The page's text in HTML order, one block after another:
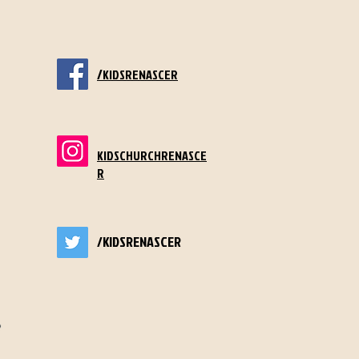
/KIDSRENASCER
KIDSCHURCHRENASCE
R
/KIDSRENASCER